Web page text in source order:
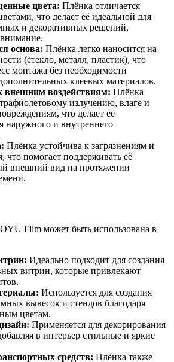
цвета: Плёнка отличается
что делает её идеальной для
и декоративных решений,
основа: Плёнка легко наносится на
(стекло, металл, пластик), что
монтажа без необходимости
клеевых материалов.
внешним воздействиям: Плёнка
излучению, влаге и
что делает её
наружного и внутреннего
Плёнка устойчива к загрязнениям и
что помогает поддерживать её
внешний вид на протяжении
Film может быть использована в
Идеально подходит для создания
витрин, которые привлекают
Используется для создания
вывесок и стендов благодаря
цветам.
Применяется для декорирования
в интерьер стильные и яркие
средств: Плёнка также